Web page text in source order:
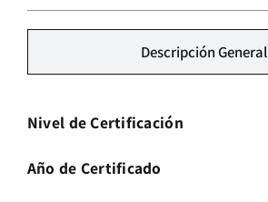
Descripción General
Nivel de Certificación
Año de Certificado